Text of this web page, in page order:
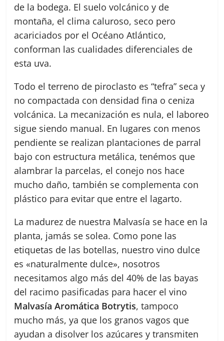
de la bodega. El suelo volcánico y de
montaña, el clima caluroso, seco pero
acariciados por el Océano Atlántico,
conforman las cualidades diferenciales de
esta uva.
Todo el terreno de piroclasto es “tefra” seca y
no compactada con densidad fina o ceniza
volcánica. La mecanización es nula, el laboreo
sigue siendo manual. En lugares con menos
pendiente se realizan plantaciones de parral
bajo con estructura metálica, tenémos que
alambrar la parcelas, el conejo nos hace
mucho daño, también se complementa con
plástico para evitar que entre el lagarto.
La madurez de nuestra Malvasía se hace en la
planta, jamás se solea. Como pone las
etiquetas de las botellas, nuestro vino dulce
es «naturalmente dulce», nosotros
necesitamos algo más del 40% de las bayas
del racimo pasificadas para hacer el vino
Malvasía Aromática Botrytis, tampoco
mucho más, ya que los granos vagos que
ayudan a disolver los azúcares y transmiten